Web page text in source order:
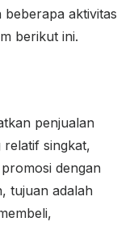
aktivitas
berikut ini.
penjualan
relatif singkat,
dengan
tujuan adalah